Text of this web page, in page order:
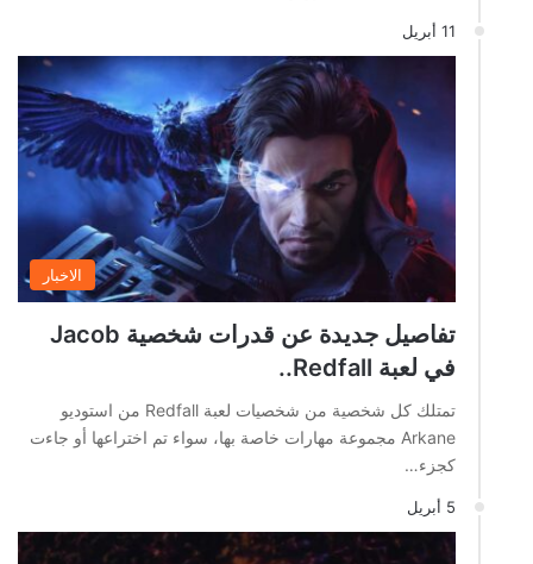
11 أبريل
الاخبار
تفاصيل جديدة عن قدرات شخصية Jacob
في لعبة Redfall..
تمتلك كل شخصية من شخصيات لعبة Redfall من استوديو
Arkane مجموعة مهارات خاصة بها، سواء تم اختراعها أو جاءت
كجزء…
5 أبريل